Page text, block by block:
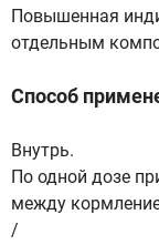
Повышенная
отдельным
Способ
Внутрь.
По одной дозе
между
/